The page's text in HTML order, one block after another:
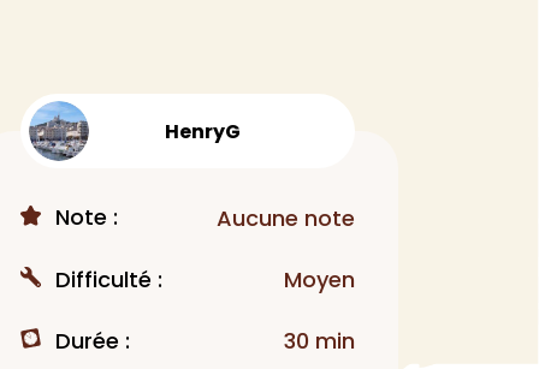
> Voir tout
MAQUILLAGE
Rouge à lèvres
Fond de teint
HenryG
Note : Aucune note
Difficulté : Moyen
Durée : 30 min